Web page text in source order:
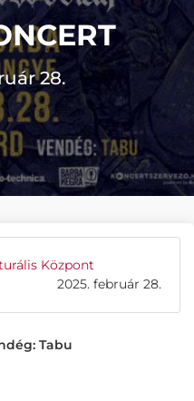
28.
Központ
2025. február 28.
Tabu